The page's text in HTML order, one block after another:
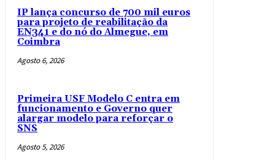
IP lança concurso de 700 mil euros
para projeto de reabilitação da
EN341 e do nó do Almegue, em
Coimbra
Agosto 6, 2026
Primeira USF Modelo C entra em
funcionamento e Governo quer
alargar modelo para reforçar o
SNS
Agosto 5, 2026